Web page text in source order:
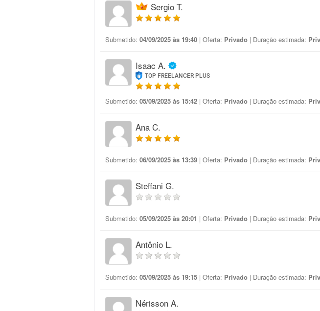
Sergio T.
Submetido: 04/09/2025 às 19:40 | Oferta: Privado | Duração estimada:
Isaac A.
TOP FREELANCER PLUS
Submetido: 05/09/2025 às 15:42 | Oferta: Privado | Duração estimada:
Ana C.
Submetido: 06/09/2025 às 13:39 | Oferta: Privado | Duração estimada:
Steffani G.
Submetido: 05/09/2025 às 20:01 | Oferta: Privado | Duração estimada:
Antônio L.
Submetido: 05/09/2025 às 19:15 | Oferta: Privado | Duração estimada:
Nérisson A.